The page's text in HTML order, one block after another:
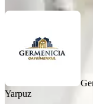
Yarpuz